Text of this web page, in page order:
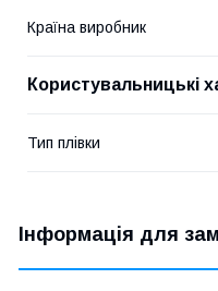
Країна виробник
Користувальницькі
Тип плівки
Інформація для